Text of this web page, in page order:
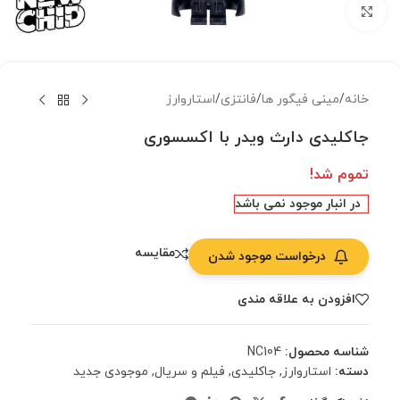
خانه/مینی فیگور ها/فانتزی/استاروارز
جاکلیدی دارث ویدر با اکسسوری
تموم شد!
در انبار موجود نمی باشد
درخواست موجود شدن مقایسه
افزودن به علاقه مندی
شناسه محصول: NC104
دسته: استاروارز, جاکلیدی, فیلم و سریال, موجودی جدید